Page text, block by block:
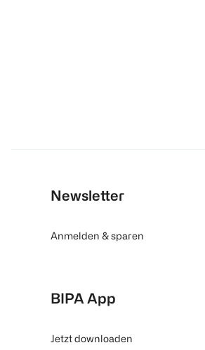
Newsletter
Anmelden & sparen
BIPA App
Jetzt downloaden